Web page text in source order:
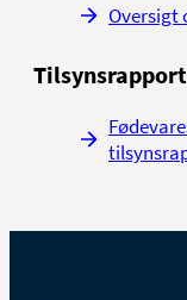
Oversigt